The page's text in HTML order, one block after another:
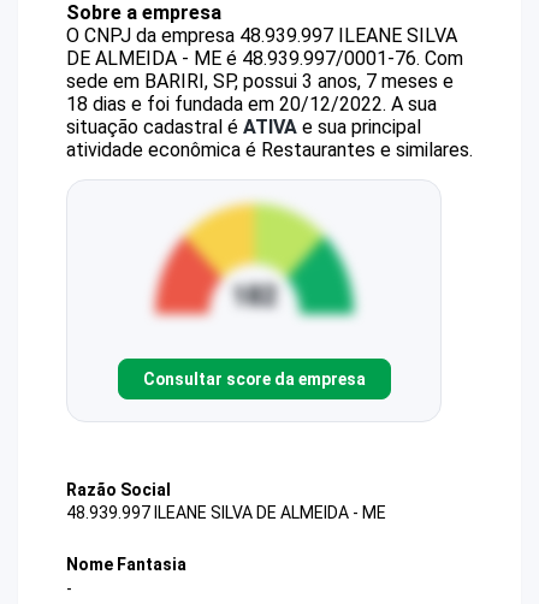
Sobre a empresa
O CNPJ da empresa 48.939.997 ILEANE SILVA
DE ALMEIDA - ME é 48.939.997/0001-76. Com
sede em BARIRI, SP, possui 3 anos, 7 meses e
18 dias e foi fundada em 20/12/2022. A sua
situação cadastral é ATIVA e sua principal
atividade econômica é Restaurantes e similares.
Consultar score da empresa
Razão Social
48.939.997 ILEANE SILVA DE ALMEIDA - ME
Nome Fantasia
-